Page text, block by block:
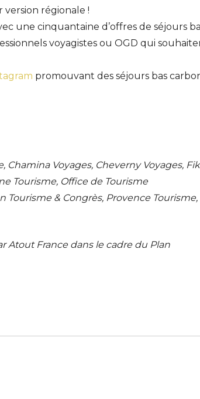
régionale !
une cinquantaine d’offres de séjours
voyagistes ou OGD qui
promouvant des séjours bas
Chamina Voyages, Cheverny Voyages,
Tourisme, Office de Tourisme
& Congrès, Provence Tourisme,
Atout France dans le cadre du Plan